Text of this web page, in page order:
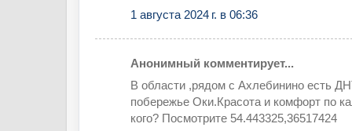
1 августа 2024 г. в 06:36
Анонимный комментирует...
В области ,рядом с Ахлебинино есть
побережье Оки.Красота и комфорт по
кого? Посмотрите 54.443325,36517424